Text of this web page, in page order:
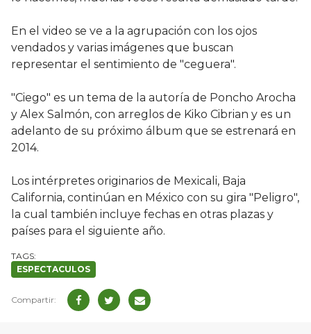
En el video se ve a la agrupación con los ojos
vendados y varias imágenes que buscan
representar el sentimiento de "ceguera".
"Ciego" es un tema de la autoría de Poncho Arocha
y Alex Salmón, con arreglos de Kiko Cibrian y es un
adelanto de su próximo álbum que se estrenará en
2014.
Los intérpretes originarios de Mexicali, Baja
California, continúan en México con su gira "Peligro",
la cual también incluye fechas en otras plazas y
países para el siguiente año.
ESPECTACULOS